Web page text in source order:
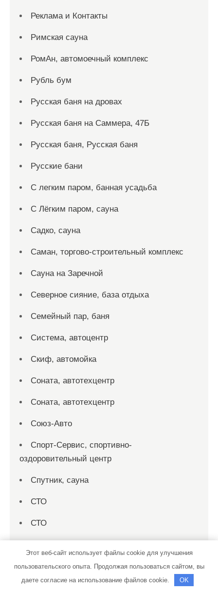
Реклама и Контакты
Римская сауна
РомАн, автомоечный комплекс
Рубль бум
Русская баня на дровах
Русская баня на Саммера, 47Б
Русская баня, Русская баня
Русские бани
С легким паром, банная усадьба
С Лёгким паром, сауна
Садко, сауна
Саман, торгово-строительный комплекс
Сауна на Заречной
Северное сияние, база отдыха
Семейный пар, баня
Система, автоцентр
Скиф, автомойка
Соната, автотехцентр
Соната, автотехцентр
Союз-Авто
Спорт-Сервис, спортивно-
оздоровительный центр
Спутник, сауна
СТО
СТО
СТО на совесть
Стройматериалы в Локотках, магазин
Этот веб-сайт использует файлы cookie для улучшения
пользовательского опыта. Продолжая пользоваться сайтом, вы
даете согласие на использование файлов cookie.
OK